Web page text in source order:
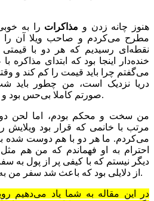
هنوز چانه زدن و مذاکرات را به
مطرح می‌کردم و صاحب ویلا آن را
نقطه‌ای رسیدیم که هر دو با قیمتی
خنده‌دار اینجا بود که ابتدای
می‌گفتم چرا باید قیمت را کم کند و
دریا نزدیک است، من چطور باید
صورتم کاملا بی‌حس بود و سعی کردم او را متقاعد کنم.
من سخت و محکم بودم، اما لحن
مرتب با خانمی که قرار بود ویلایش
می‌کردم. ما هر دو با هم دوست شده
احترام به او فهماندم که من هم
دیگر نیستم که با کیفی پر از پول به
از دلایلی بود که باعث شد سفر من بسیار خاطره‌انگیز باشد.
در این مقاله به شما یاد می‌دهیم